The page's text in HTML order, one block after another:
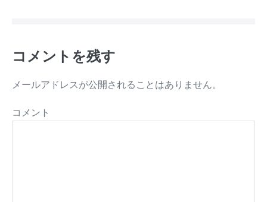
コメントを残す
メールアドレスが公開されることはありません。
コメント